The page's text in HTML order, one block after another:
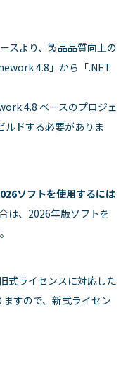
スより、製品品質向上の
4.8」から「.NET
4.8 ベースのプロジェ
ルドする必要がありま
ソフトを使用するには
は、2026年版ソフトを
式ライセンスに対応した
すので、新式ライセン